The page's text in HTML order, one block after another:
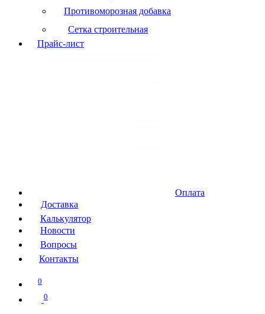
Противоморозная добавка
Сетка строительная
Прайс-лист
Оплата
Доставка
Калькулятор
Новости
Вопросы
Контакты
0
0